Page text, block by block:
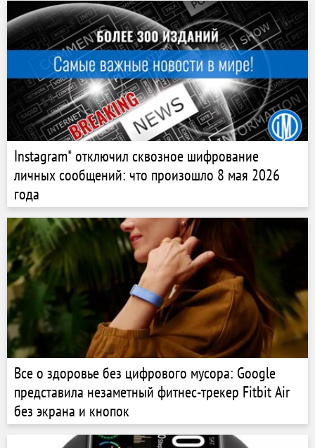
Instagram* отключил сквозное шифрование
личных сообщений: что произошло 8 мая 2026
года
Все о здоровье без цифрового мусора: Google
представила незаметный фитнес-трекер Fitbit Air
без экрана и кнопок